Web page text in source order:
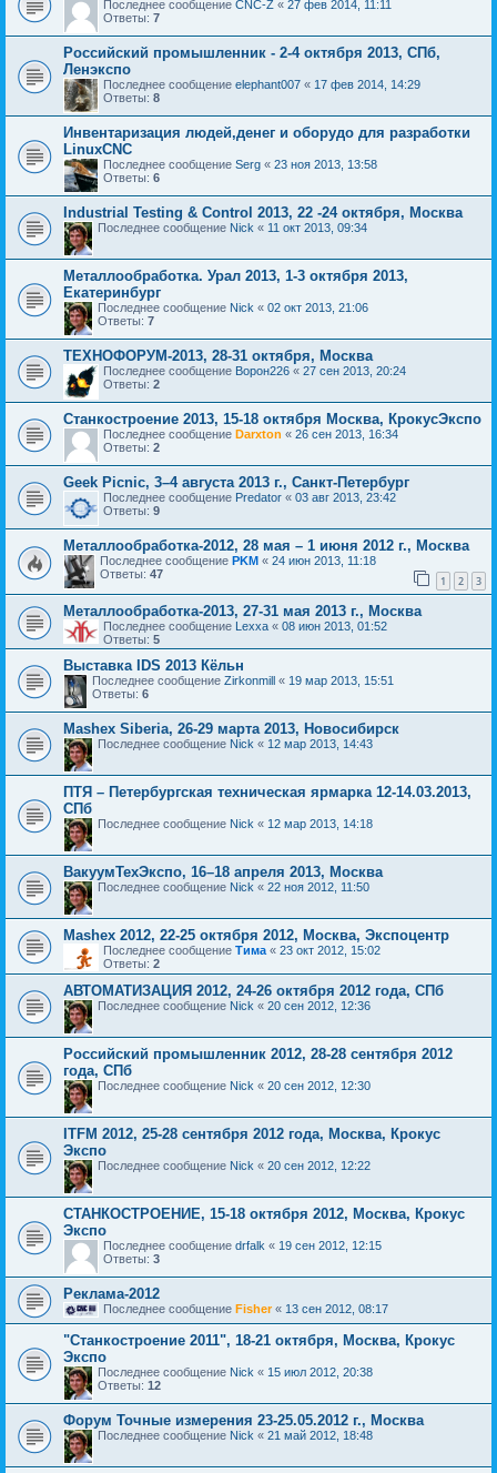
Последнее сообщение CNC-Z « 27 фев 2014, 11:11
Ответы: 7
Российский промышленник - 2-4 октября 2013, СПб,
Ленэкспо
Последнее сообщение elephant007 « 17 фев 2014, 14:29
Ответы: 8
Инвентаризация людей,денег и оборудо для разработки
LinuxCNC
Последнее сообщение Serg « 23 ноя 2013, 13:58
Ответы: 6
Industrial Testing & Control 2013, 22 -24 октября, Москва
Последнее сообщение Nick « 11 окт 2013, 09:34
Металлообработка. Урал 2013, 1-3 октября 2013,
Екатеринбург
Последнее сообщение Nick « 02 окт 2013, 21:06
Ответы: 7
ТЕХНОФОРУМ-2013, 28-31 октября, Москва
Последнее сообщение Ворон226 « 27 сен 2013, 20:24
Ответы: 2
Станкостроение 2013, 15-18 октября Москва, КрокусЭкспо
Последнее сообщение Darxton « 26 сен 2013, 16:34
Ответы: 2
Geek Picnic, 3–4 августа 2013 г., Санкт-Петербург
Последнее сообщение Predator « 03 авг 2013, 23:42
Ответы: 9
Металлообработка-2012, 28 мая – 1 июня 2012 г., Москва
Последнее сообщение PKM « 24 июн 2013, 11:18
Ответы: 47 1 2 3
Металлообработка-2013, 27-31 мая 2013 г., Москва
Последнее сообщение Lexxa « 08 июн 2013, 01:52
Ответы: 5
Выставка IDS 2013 Кёльн
Последнее сообщение Zirkonmill « 19 мар 2013, 15:51
Ответы: 6
Mashex Siberia, 26-29 марта 2013, Новосибирск
Последнее сообщение Nick « 12 мар 2013, 14:43
ПТЯ – Петербургская техническая ярмарка 12-14.03.2013,
СПб
Последнее сообщение Nick « 12 мар 2013, 14:18
ВакуумТехЭкспо, 16–18 апреля 2013, Москва
Последнее сообщение Nick « 22 ноя 2012, 11:50
Mashex 2012, 22-25 октября 2012, Москва, Экспоцентр
Последнее сообщение Тима « 23 окт 2012, 15:02
Ответы: 2
АВТОМАТИЗАЦИЯ 2012, 24-26 октября 2012 года, СПб
Последнее сообщение Nick « 20 сен 2012, 12:36
Российский промышленник 2012, 28-28 сентября 2012
года, СПб
Последнее сообщение Nick « 20 сен 2012, 12:30
ITFM 2012, 25-28 сентября 2012 года, Москва, Крокус
Экспо
Последнее сообщение Nick « 20 сен 2012, 12:22
СТАНКОСТРОЕНИЕ, 15-18 октября 2012, Москва, Крокус
Экспо
Последнее сообщение drfalk « 19 сен 2012, 12:15
Ответы: 3
Реклама-2012
Последнее сообщение Fisher« 13 сен 2012, 08:17
"Станкостроение 2011", 18-21 октября, Москва, Крокус
Экспо
Последнее сообщение Nick « 15 июл 2012, 20:38
Ответы: 12
Форум Точные измерения 23-25.05.2012 г., Москва
Последнее сообщение Nick « 21 май 2012, 18:48